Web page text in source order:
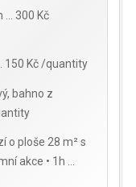
… 300 Kč
150 Kč /quantity
bahno z
o ploše 28 m² s
akce • 1h …